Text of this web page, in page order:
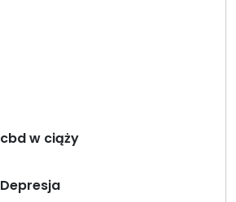
cbd w ciąży
Depresja